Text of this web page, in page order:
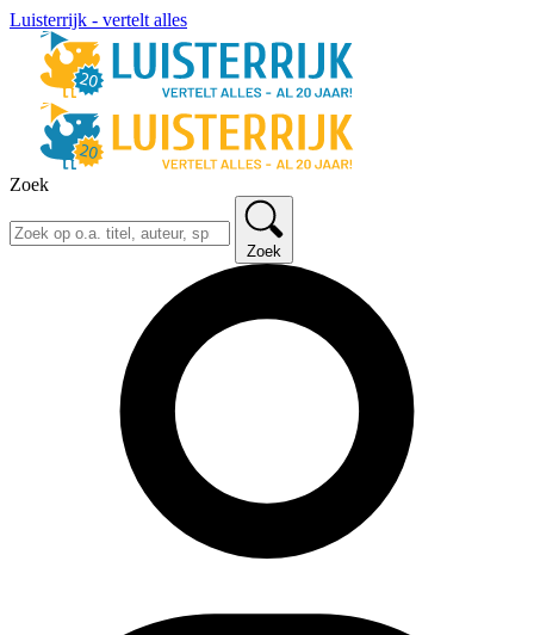
Luisterrijk - vertelt alles
Zoek
Zoek